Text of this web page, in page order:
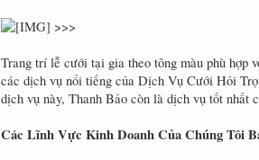
>>>
Trang trí lễ cưới tại gia theo tông màu phù hợp
các dịch vụ nổi tiếng của Dịch Vụ Cưới Hỏi
dịch vụ này, Thanh Bảo còn là dịch vụ tốt nhất
Các Lĩnh Vực Kinh Doanh Của Chúng Tôi